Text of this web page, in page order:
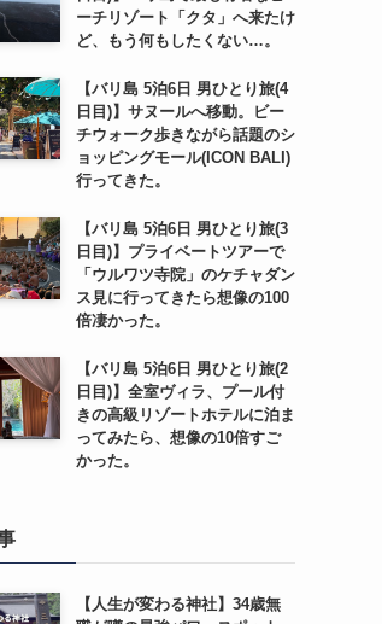
ーチリゾート「クタ」へ来たけ
ど、もう何もしたくない…。
【バリ島 5泊6日 男ひとり旅(4
日目)】サヌールへ移動。ビー
チウォーク歩きながら話題のシ
ョッピングモール(ICON BALI)
行ってきた。
【バリ島 5泊6日 男ひとり旅(3
日目)】プライベートツアーで
「ウルワツ寺院」のケチャダン
ス見に行ってきたら想像の100
倍凄かった。
【バリ島 5泊6日 男ひとり旅(2
日目)】全室ヴィラ、プール付
きの高級リゾートホテルに泊ま
ってみたら、想像の10倍すご
かった。
【人生が変わる神社】34歳無